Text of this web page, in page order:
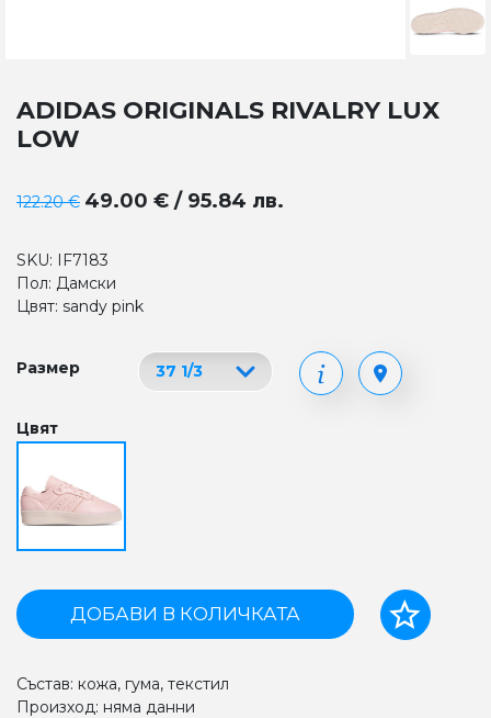
ADIDAS ORIGINALS RIVALRY LUX
LOW
122.20 € 49.00 € / 95.84 лв.
SKU: IF7183
Пол: Дамски
Цвят: sandy pink
Размер
Цвят
ДОБАВИ В КОЛИЧКАТА
Състав: кожа, гума, текстил
Произход: няма данни